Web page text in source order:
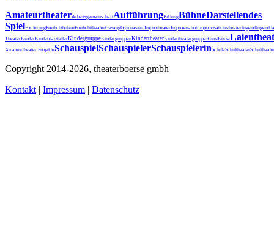
AmateurtheaterArbeitsgemeinschaftAufführungBildungBühneDarstellendes
SpielFörderungFreilichtbühneFreilichttheaterGesangGymnasiumImprotheaterImprovisationImprovisationstheaterJugend
TheaterKinderKinderdarstellerKindergruppeKindergruppenKindertheaterKindertheatergruppeKunstKurse
Amateurtheater. ProjekteSchauspielSchauspielerSchauspielerinSchuleSchultheater
Copyright 2014-2026, theaterboerse gmbh
Kontakt | Impressum | Datenschutz